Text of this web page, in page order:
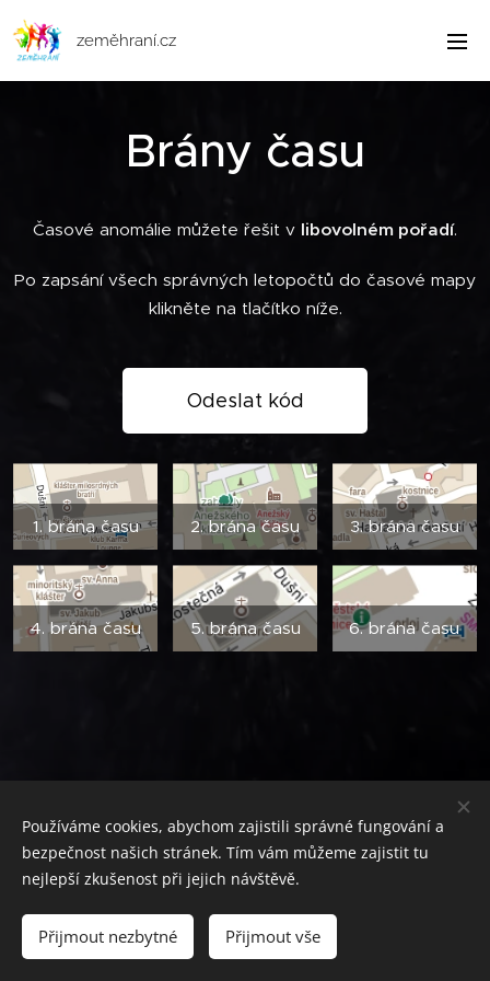
zeměhraní.cz
Brány času
Časové anomálie můžete řešit v libovolném pořadí.
Po zapsání všech správných letopočtů do časové mapy
klikněte na tlačítko níže.
Odeslat kód
1. brána času 2. brána času 3. brána času
4. brána času 5. brána času 6. brána času
2020 - 2026 Zeměhraní | Všechna práva vyhrazena.
Instagram.Facebook.Youtube
Používáme cookies, abychom zajistili správné fungování a
bezpečnost našich stránek. Tím vám můžeme zajistit tu
nejlepší zkušenost při jejich návštěvě.
Přijmout nezbytné Přijmout vše